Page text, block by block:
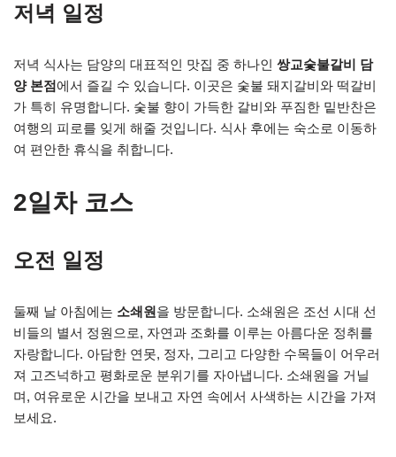
저녁 일정
저녁 식사는 담양의 대표적인 맛집 중 하나인 쌍교숯불갈비 담
양 본점에서 즐길 수 있습니다. 이곳은 숯불 돼지갈비와 떡갈비
가 특히 유명합니다. 숯불 향이 가득한 갈비와 푸짐한 밑반찬은
여행의 피로를 잊게 해줄 것입니다. 식사 후에는 숙소로 이동하
여 편안한 휴식을 취합니다.
2일차 코스
오전 일정
둘째 날 아침에는 소쇄원을 방문합니다. 소쇄원은 조선 시대 선
비들의 별서 정원으로, 자연과 조화를 이루는 아름다운 정취를
자랑합니다. 아담한 연못, 정자, 그리고 다양한 수목들이 어우러
져 고즈넉하고 평화로운 분위기를 자아냅니다. 소쇄원을 거닐
며, 여유로운 시간을 보내고 자연 속에서 사색하는 시간을 가져
보세요.